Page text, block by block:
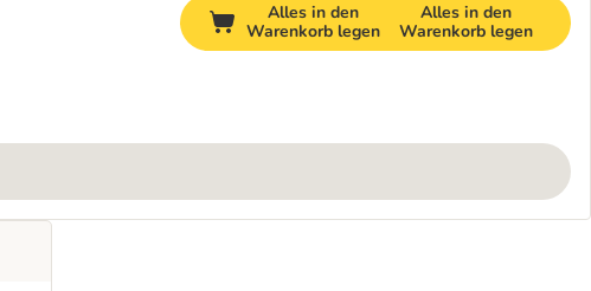
Alles in den
Warenkorb legen
Alles in den
Warenkorb legen